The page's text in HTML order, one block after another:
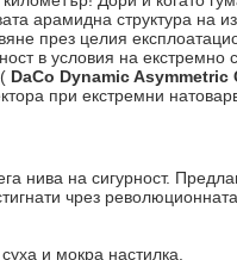
арамидна структура на
през целия
в условия на екстремно
DaCo Dynamic Asymmetric
при екстремни
нива на сигурност.
чрез
и мокра настилка.